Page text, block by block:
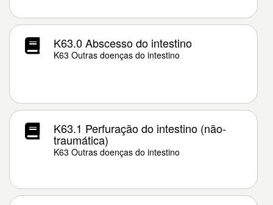
K63.0 Abscesso do intestino
K63 Outras doenças do intestino
K63.1 Perfuração do intestino (não-
traumática)
K63 Outras doenças do intestino